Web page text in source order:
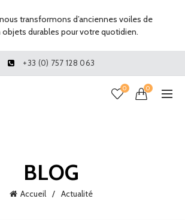
+33 (0) 757 128 063
0 0
BLOG
Accueil Actualité
transformons d’anciennes voiles de
objets durables pour votre quotidien.